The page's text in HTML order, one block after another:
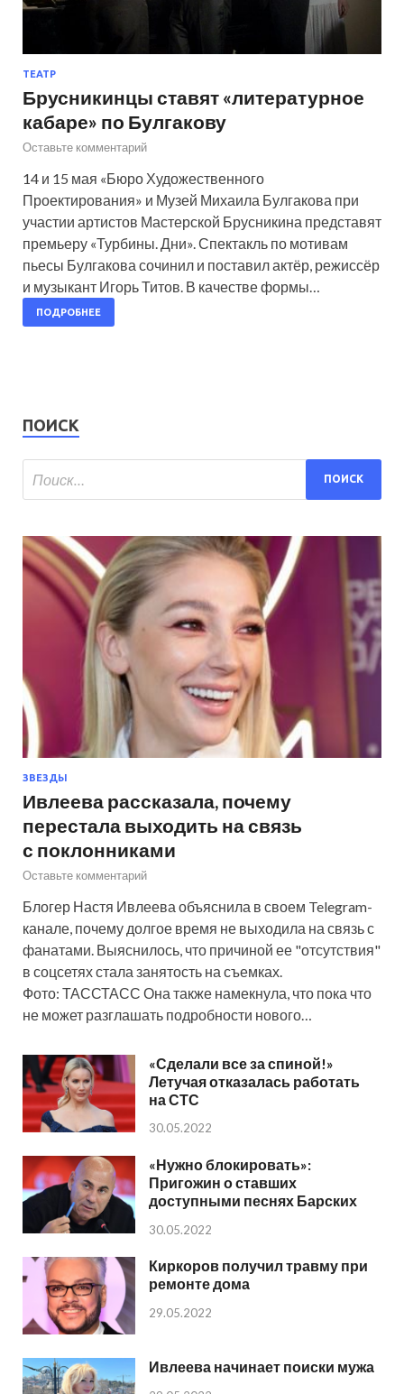
ТЕАТР
Брусникинцы ставят «литературное
кабаре» по Булгакову
Оставьте комментарий
14 и 15 мая «Бюро Художественного
Проектирования» и Музей Михаила Булгакова при
участии артистов Мастерской Брусникина представят
премьеру «Турбины. Дни». Спектакль по мотивам
пьесы Булгакова сочинил и поставил актёр, режиссёр
и музыкант Игорь Титов. В качестве формы…
ПОДРОБНЕЕ
ПОИСК
ЗВЕЗДЫ
Ивлеева рассказала, почему
перестала выходить на связь
с поклонниками
Оставьте комментарий
Блогер Настя Ивлеева объяснила в своем Telegram-
канале, почему долгое время не выходила на связь с
фанатами. Выяснилось, что причиной ее "отсутствия"
в соцсетях стала занятость на съемках.
Фото: ТАССТАСС Она также намекнула, что пока что
не может разглашать подробности нового…
«Сделали все за спиной!»
Летучая отказалась работать
на СТС
30.05.2022
«Нужно блокировать»:
Пригожин о ставших
доступными песнях Барских
30.05.2022
Киркоров получил травму при
ремонте дома
29.05.2022
Ивлеева начинает поиски мужа